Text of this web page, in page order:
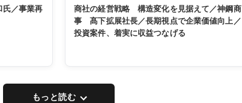
／事業再
商社の経営戦略 構造変化を見据えて／神鋼商
事 髙下拡展社長／長期視点で企業価値向上／
投資案件、着実に収益つなげる
もっと読む